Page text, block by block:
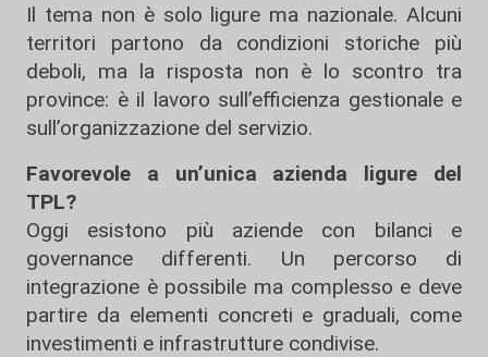
Il tema non è solo ligure ma nazionale. Alcuni
territori partono da condizioni storiche più
deboli, ma la risposta non è lo scontro tra
province: è il lavoro sull’efficienza gestionale e
sull’organizzazione del servizio.
Favorevole a un’unica azienda ligure del
TPL?
Oggi esistono più aziende con bilanci e
governance differenti. Un percorso di
integrazione è possibile ma complesso e deve
partire da elementi concreti e graduali, come
investimenti e infrastrutture condivise.